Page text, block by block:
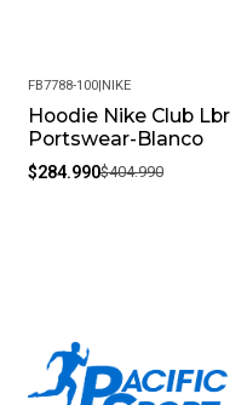
-30%
FB7788-100|NIKE
Hoodie Nike Club Lbr
Portswear-Blanco
$284.990$404.990